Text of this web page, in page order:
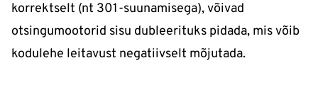
korrektselt (nt 301-suunamisega), võivad
otsingumootorid sisu dubleerituks pidada, mis võib
kodulehe leitavust negatiivselt mõjutada.